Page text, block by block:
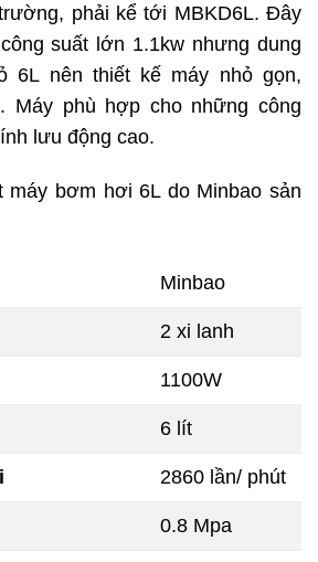
phải kể tới MBKD6L. Đây
suất lớn 1.1kw nhưng dung
6L nên thiết kế máy nhỏ gọn,
Máy phù hợp cho những công
lưu động cao.
máy bơm hơi 6L do Minbao sản
Minbao
2 xi lanh
1100W
6 lít
tải 2860 lần/ phút
0.8 Mpa